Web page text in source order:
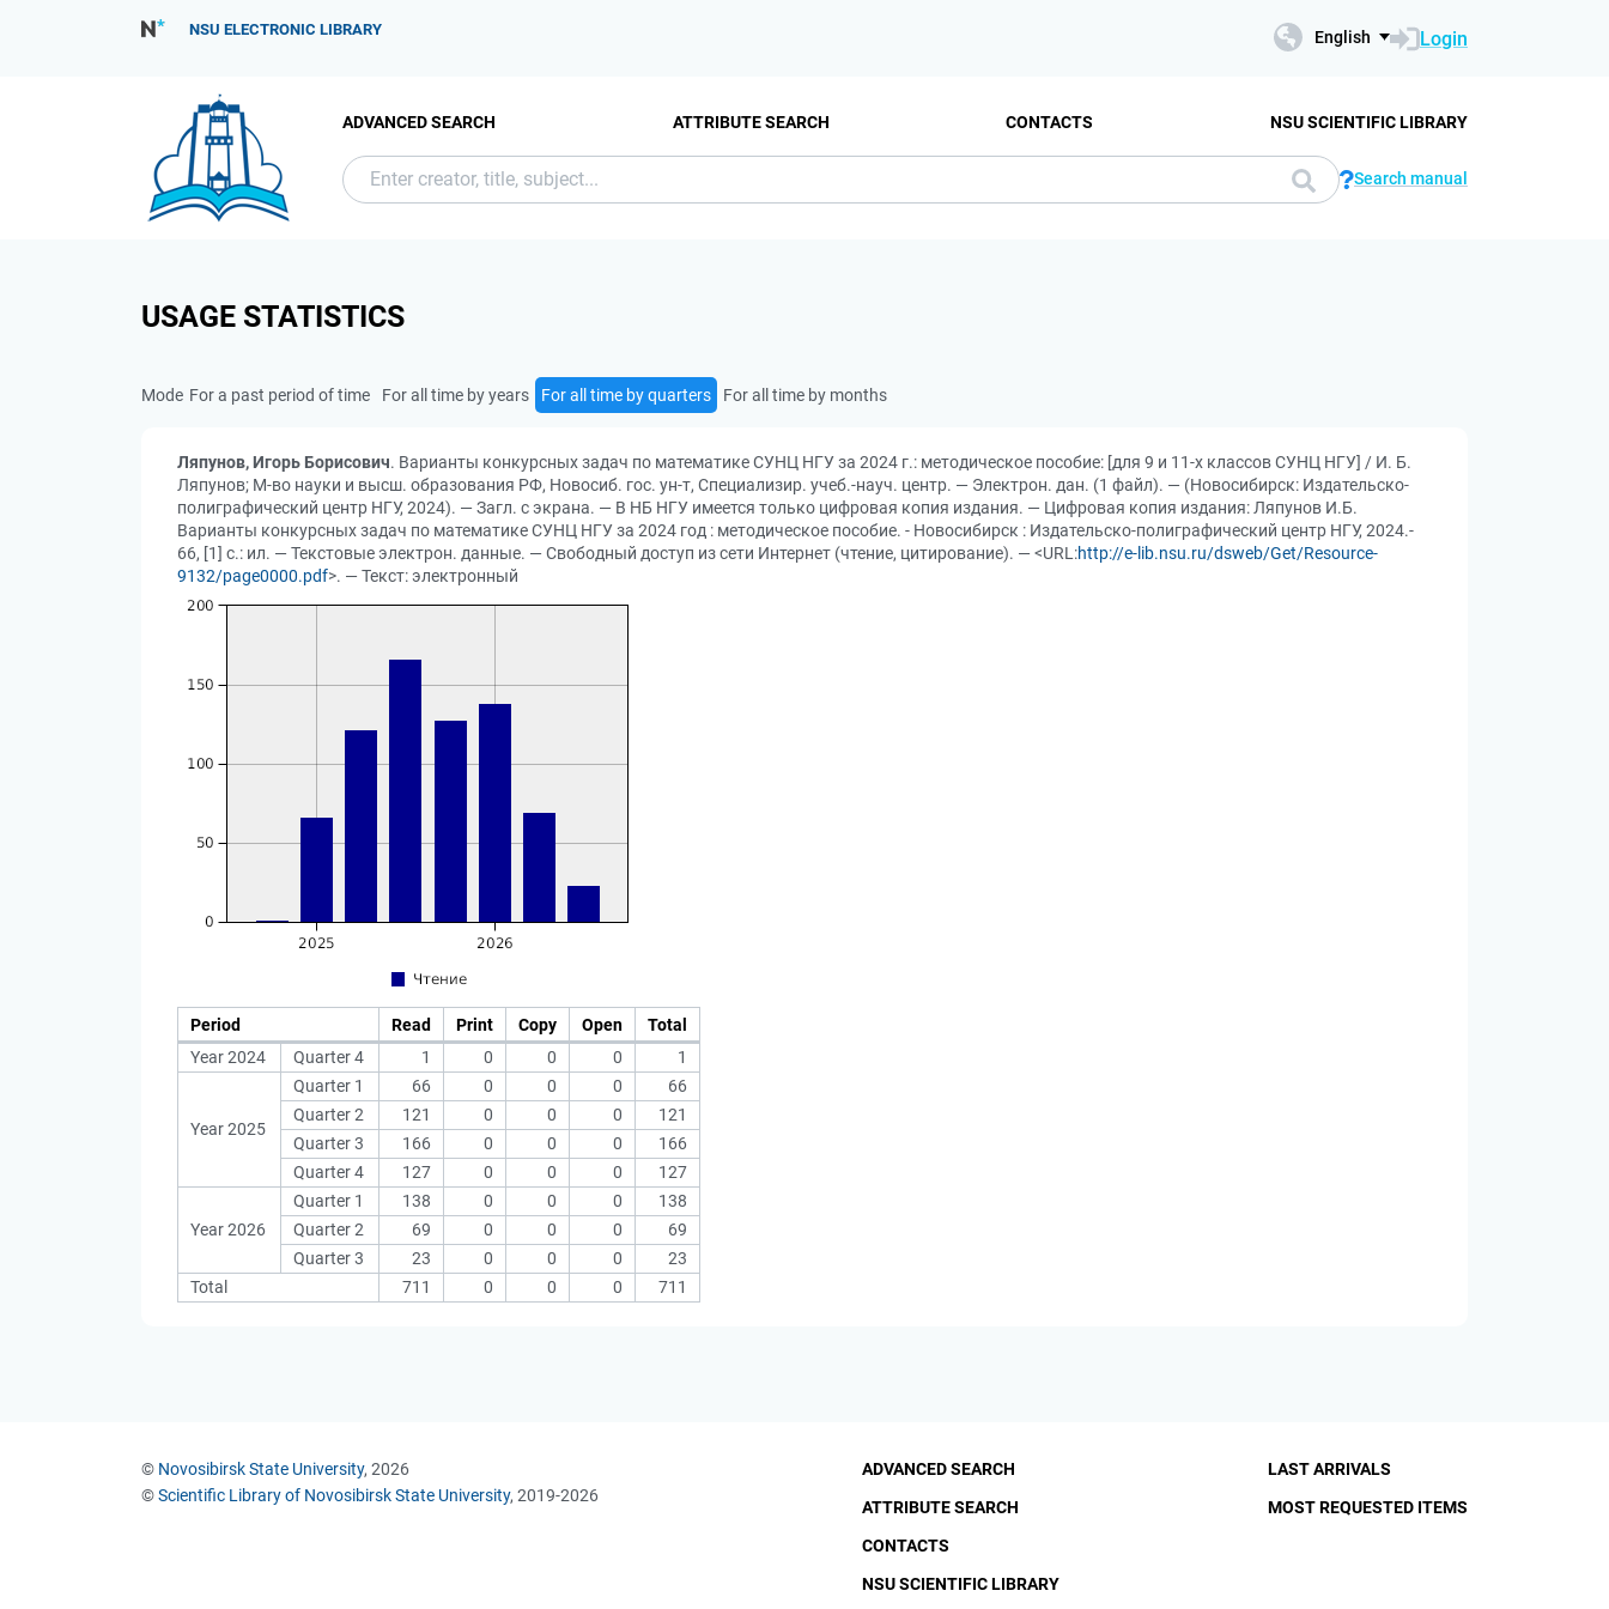
NSU ELECTRONIC LIBRARY English Login
ADVANCED SEARCH ATTRIBUTE SEARCH CONTACTS NSU SCIENTIFIC LIBRARY
Search manual
USAGE STATISTICS
Mode For a past period of time For all time by years For all time by quarters For all time by months
Ляпунов, Игорь Борисович. Варианты конкурсных задач по математике СУНЦ НГУ за 2024 г.: методическое пособие: [для 9 и 11-х классов СУНЦ НГУ] / И. Б.
Ляпунов; М-во науки и высш. образования РФ, Новосиб. гос. ун-т, Специализир. учеб.-науч. центр. — Электрон. дан. (1 файл). — (Новосибирск: Издательско-
полиграфический центр НГУ, 2024). — Загл. с экрана. — В НБ НГУ имеется только цифровая копия издания. — Цифровая копия издания: Ляпунов И.Б.
Варианты конкурсных задач по математике СУНЦ НГУ за 2024 год : методическое пособие. - Новосибирск : Издательско-полиграфический центр НГУ, 2024.-
66, [1] с.: ил. — Текстовые электрон. данные. — Свободный доступ из сети Интернет (чтение, цитирование). — <URL:http://e-lib.nsu.ru/dsweb/Get/Resource-
9132/page0000.pdf>. — Текст: электронный
Period Read Print Copy Open
Total
Year 2024
Quarter 4 1 0 0 0 1
Year 2025
Quarter 1 66 0 0 0
66
Quarter 2
121 0 0 0
121
Quarter 3
166 0 0 0
166
Quarter 4
127 0 0 0 127
Year 2026
Quarter 1 138 0 0 0
138
Quarter 2
69 0 0 0
69
Quarter 3
23 0 0 0
23
Total
711 0 0 0 711
© Novosibirsk State University, 2026
©Scientific Library of Novosibirsk State University, 2019-2026
ADVANCED SEARCH
ATTRIBUTE SEARCH
CONTACTS
NSU SCIENTIFIC LIBRARY
LAST ARRIVALS
MOST REQUESTED ITEMS